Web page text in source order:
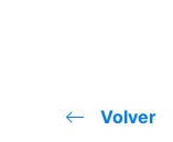
Volver